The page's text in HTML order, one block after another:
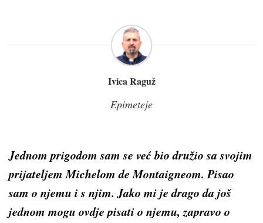
Ivica Raguž
Epimeteje
Jednom prigodom sam se već bio družio sa svojim
prijateljem Michelom de Montaigneom. Pisao
sam o njemu i s njim. Jako mi je drago da još
jednom mogu ovdje pisati o njemu, zapravo o